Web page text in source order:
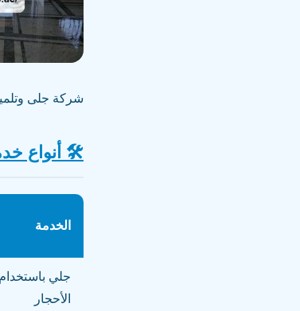
شركة جلى
🛠️ أنواع
الخدمة
جلي باستخدام
الأحجار